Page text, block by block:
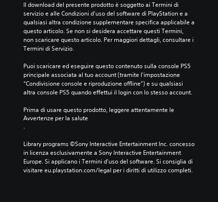
Il download del presente prodotto è soggetto ai Termini di
servizio e alle Condizioni d'uso del software di PlayStation e a
qualsiasi altra condizione supplementare specifica applicabile a
questo articolo. Se non si desidera accettare questi Termini,
non scaricare questo articolo. Per maggiori dettagli, consultare i
Termini di Servizio.
Puoi scaricare ed eseguire questo contenuto sulla console PS5
principale associata al tuo account (tramite l'impostazione
“Condivisione console e riproduzione offline”) e su qualsiasi
altra console PS5 quando effettui il login con lo stesso account.
Prima di usare questo prodotto, leggere attentamente le
Avvertenze per la salute
.
Library programs ©Sony Interactive Entertainment Inc. concesso
in licenza esclusivamente a Sony Interactive Entertainment
Europe. Si applicano i Termini d'uso del software. Si consiglia di
visitare eu.playstation.com/legal per i diritti di utilizzo completi.